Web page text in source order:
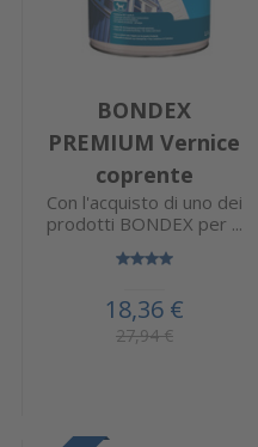
BONDEX
PREMIUM Vernice
coprente
Con l'acquisto di uno dei
prodotti BONDEX per ...
18,36 €
27,94 €